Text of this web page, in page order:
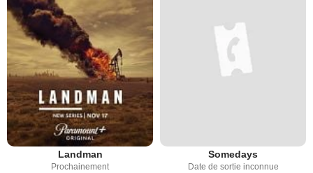
Landman
Prochainement
Somedays
Date de sortie inconnue